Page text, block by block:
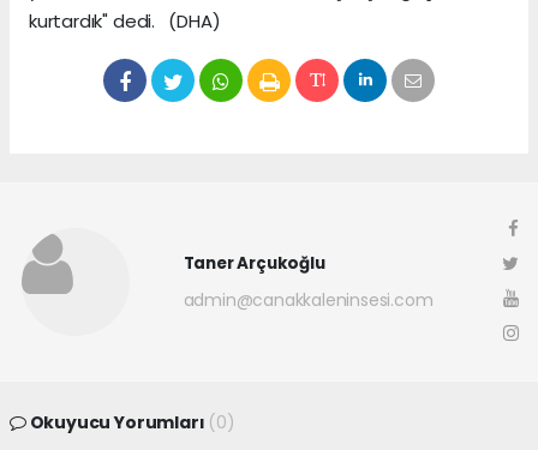
kurtardık" dedi. (DHA)
Taner Arçukoğlu
admin@canakkaleninsesi.com
Okuyucu Yorumları (0)